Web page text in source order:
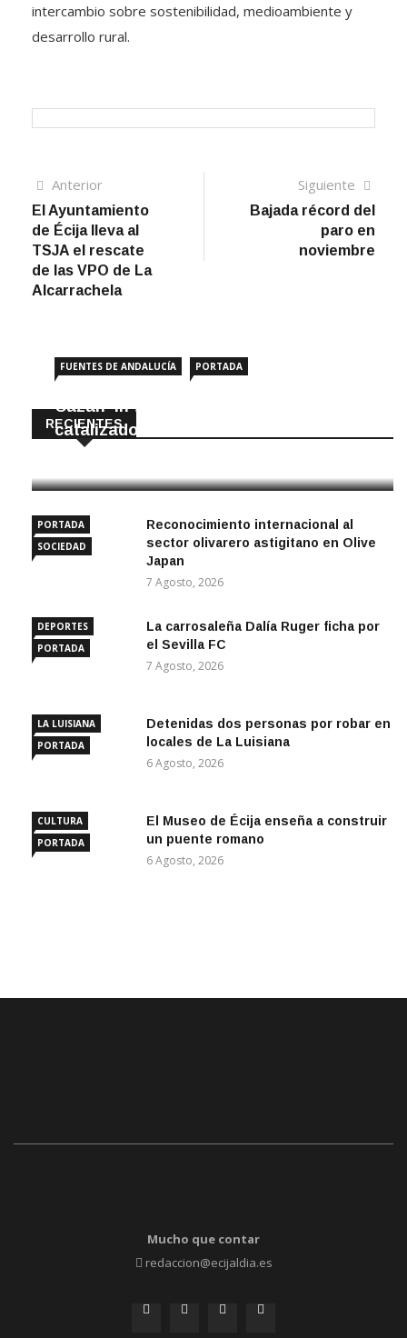
intercambio sobre sostenibilidad, medioambiente y
desarrollo rural.
Navegación
de
entradas
AnteriorArtículo
anterior
El Ayuntamiento
de Écija lleva al
TSJA el rescate
de las VPO de La
Alcarrachela
Siguiente
Bajada récord del
paro en
noviembre
RECIENTES
FUENTES DE ANDALUCÍA PORTADA
Cazan ‘in fraganti’ a ladrones de
catalizadores
PORTADA
SOCIEDAD
Reconocimiento internacional al
sector olivarero astigitano en Olive
Japan
7 Agosto, 2026
DEPORTES
PORTADA
La carrosaleña Dalía Ruger ficha por
el Sevilla FC
7 Agosto, 2026
LA LUISIANA
PORTADA
Detenidas dos personas por robar en
locales de La Luisiana
6 Agosto, 2026
CULTURA
PORTADA
El Museo de Écija enseña a construir
un puente romano
6 Agosto, 2026
Mucho que contar
redaccion@ecijaldia.es